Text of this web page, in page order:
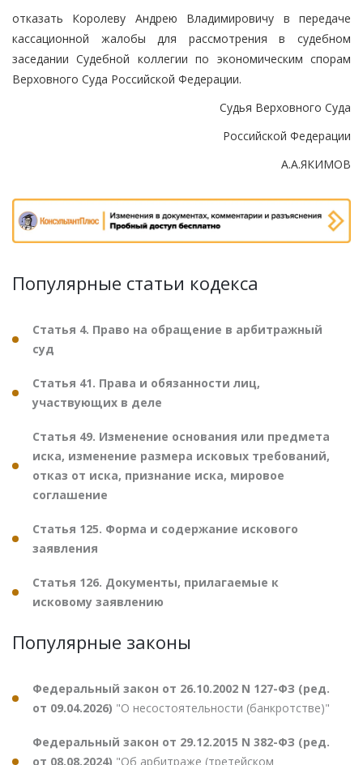
отказать Королеву Андрею Владимировичу в передаче
кассационной жалобы для рассмотрения в судебном
заседании Судебной коллегии по экономическим спорам
Верховного Суда Российской Федерации.
Судья Верховного Суда
Российской Федерации
А.А.ЯКИМОВ
Популярные статьи кодекса
Статья 4. Право на обращение в арбитражный
суд
Статья 41. Права и обязанности лиц,
участвующих в деле
Статья 49. Изменение основания или предмета
иска, изменение размера исковых требований,
отказ от иска, признание иска, мировое
соглашение
Статья 125. Форма и содержание искового
заявления
Статья 126. Документы, прилагаемые к
исковому заявлению
Популярные законы
Федеральный закон от 26.10.2002 N 127-ФЗ (ред.
от 09.04.2026) "О несостоятельности (банкротстве)"
Федеральный закон от 29.12.2015 N 382-ФЗ (ред.
от 08.08.2024) "Об арбитраже (третейском